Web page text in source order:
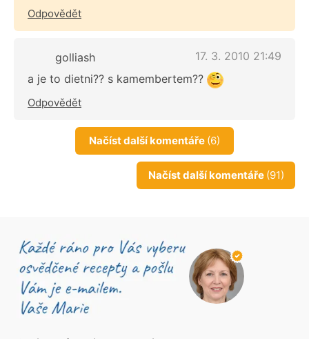
Odpovědět
golliash
17. 3. 2010 21:49
a je to dietni?? s kamembertem??
Odpovědět
Načíst další komentáře (6)
Načíst další komentáře (91)